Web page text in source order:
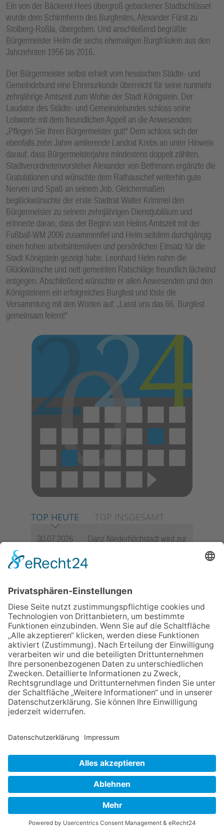
Ein von der Bäckerei Hees übergroß gebackener Stadtschlüssel
wurde dem Schirmherrn des Burgfestes, Alexander Fürst zu
Stolberg-Roßla, übergeben. Und anschließend begrüßte
Bürgermeister Helm die sechs ehemaligen Burgfräulein aus den
Jahrzehnten 1956 bis 2016.
Der Bürgermeister selbst erhielt vom hessischen Städte- und
Gemeindebund eine Ehrenurkunde überreicht für seine nunmehr
zehnjährige Amtszeit zum Wohle der Stadt Königstein. Der
Laudator des Städte- und Gemeindebundes schloss seine
Lobworte mit dem freundlichen Appell an die Anwesenden:
„Pflegen Sie Ihren Bürgermeister gut!“ Dem schloss sich der
ebenfalls zehn Jahre amtierende Landrat Krebs an unter Hinweis
darauf, dass Bürgermeisterjahre mindestens doppelt zählten.
Stadtverordnetenvorsteher Alexander von Bethmann ergänzte die
Gratulationen und wünschte dem Rathauschef weiterhin gute
Nerven und Spaß an seinem Job. Gleichermaßen
beglückwünschte der erste Stadtrat Walter Krimmel den
Bürgermeister zu seinem zehnjährigen Dienstjubiläum und
erinnerte daran, dass der Beginn von Helms Amtszeit mit der
Fußball-WM 2006 zusammenfiel und Helm seitdem durchgängig
einen hohen arbeitsintensiven und persönlichen Einsatz für die
Stadt Königstein gezeigt habe. Leonhard Helm nahm die
Glückwünsche und nett gemeinten Ratschläge freundlich lächelnd
entgegen. Abschließend wünschte er allen Anwesenden und den
Königsteinern ein erfolgreiches Burgfest und löste die
Versammlung mit den Worten auf: „Lasst uns das 66. Burgfest
gemeinsam feiern!“
TOP HEUTE TOP INSGESAMT
30.07.2026
Ganz Niederhöchstadt wird zur
23.07.2026
Zwischen Fachwerk, Wein und
lädt wieder zum Weinfest ein
Stadiontour kommt nach
Frankfurt
06.08.2026
Jugendchor Hochtaunus
präsentiert sein neues
Programm „Changes“
06.08.2026
Hisamoto und Tölke begeistern
mit Werken von Walter
Wachsmuth
NACH OBEN
Datenschutz Netiquette FAQ
Powered bynative:media.